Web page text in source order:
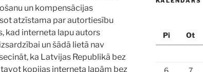
un kompensācijas
atzīstama par autortiesību
kad interneta lapu autors
un šādā lietā nav
ka Latvijas Republikā bez
kopijas interneta lapām bez
Pi
Ot